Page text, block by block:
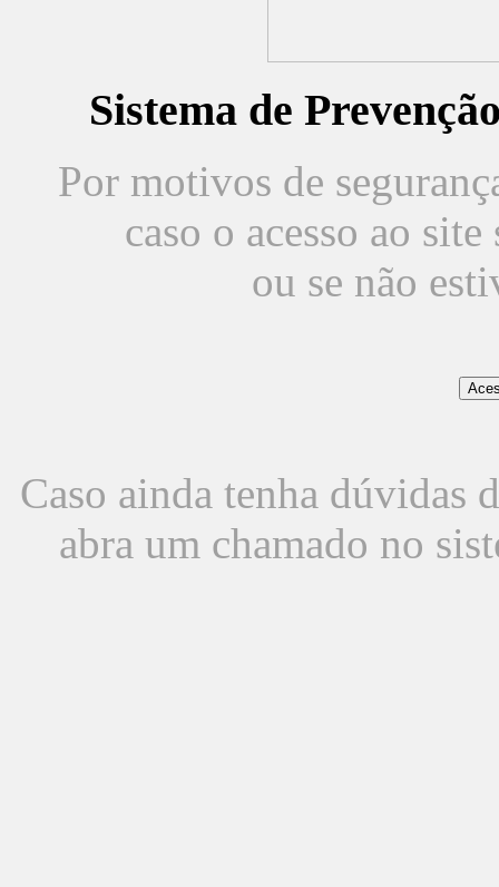
Sistema de
Por motivos de
caso o acesso ao
ou se não
Caso ainda tenha dúvidas
abra um chamado no